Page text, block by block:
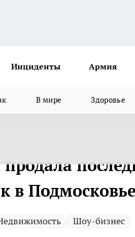
Инциденты Армия
В мире Здоровье
в Подмосковье
Шоу-бизнес